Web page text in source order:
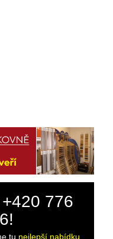
776
tu nejlepší nabídku